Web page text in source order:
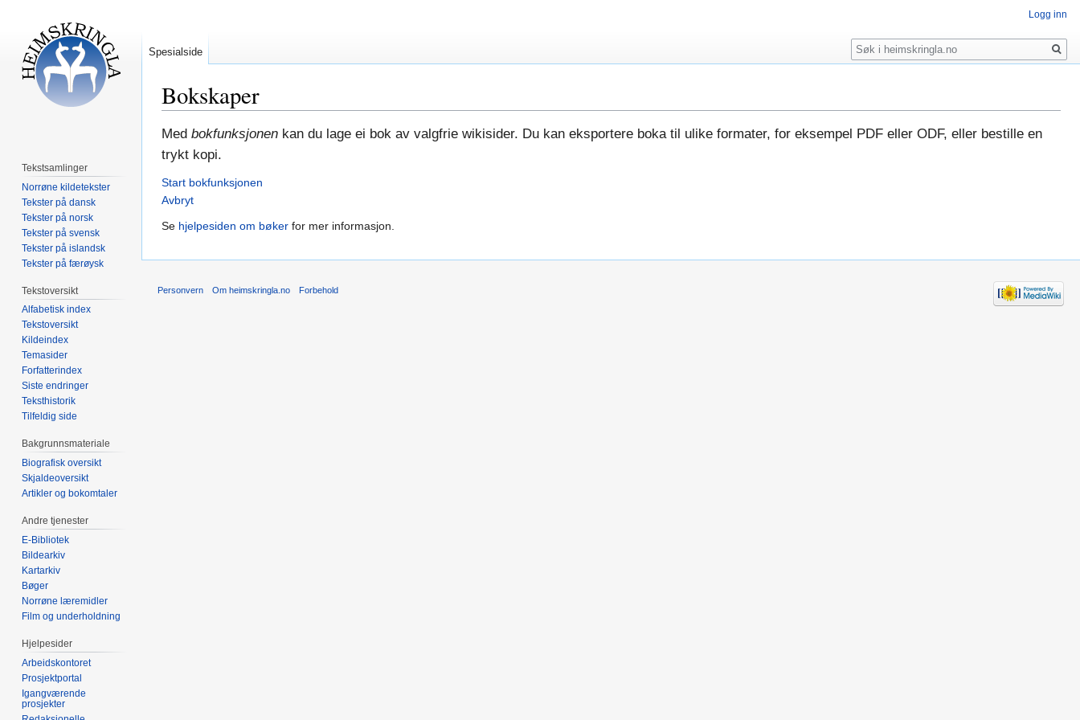
Bokskaper
Hopp
til
Hopp
til
Med bokfunksjonen kan du lage ei bok av valgfrie wikisider. Du kan eksportere boka til ulike formater, for eksempel PDF eller ODF, eller bestille en
trykt kopi.
Start bokfunksjonen
Avbryt
Se hjelpesiden om bøker for mer informasjon.
Logg inn
Spesialside
Søk
Tekstsamlinger
Norrøne kildetekster
Tekster på dansk
Tekster på norsk
Tekster på svensk
Tekster på islandsk
Tekster på færøysk
Tekstoversikt
Alfabetisk index
Tekstoversikt
Kildeindex
Temasider
Forfatterindex
Siste endringer
Teksthistorik
Tilfeldig side
Bakgrunnsmateriale
Biografisk oversikt
Skjaldeoversikt
Artikler og bokomtaler
Andre tjenester
E-Bibliotek
Bildearkiv
Kartarkiv
Bøger
Norrøne læremidler
Film og underholdning
Hjelpesider
Arbeidskontoret
Prosjektportal
Igangværende
prosjekter
Personvern Om heimskringla.no Forbehold